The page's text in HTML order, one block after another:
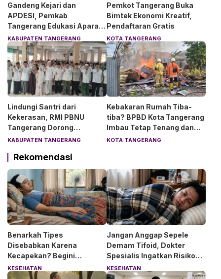
Gandeng Kejari dan
APDESI, Pemkab
Tangerang Edukasi Aparat
Desa Soal Hukum
KABUPATEN TANGERANG
Pemkot Tangerang Buka
Bimtek Ekonomi Kreatif,
Pendaftaran Gratis
KOTA TANGERANG
Lindungi Santri dari
Kekerasan, RMI PBNU
Tangerang Dorong
Lingkungan Pesantren
KABUPATEN TANGERANG
Kebakaran Rumah Tiba-
tiba? BPBD Kota Tangerang
Imbau Tetap Tenang dan
Segera Hubungi 112
KOTA TANGERANG
Rekomendasi
Benarkah Tipes
Disebabkan Karena
Kecapekan? Begini
Penjelasan Dokter RS Sari
Asih Bintaro
KESEHATAN
Jangan Anggap Sepele
Demam Tifoid, Dokter
Spesialis Ingatkan Risiko
Kebocoran Usus
KESEHATAN